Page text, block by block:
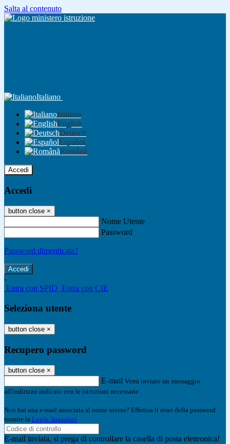
Salta al contenuto
Italiano
Italiano
English
Deutsch
Español
Română
Accedi
Accedi
button close ×
Nome Utente
Password
Password dimenticata?
-
Entra con SPID Entra con CIE
Seleziona utente
button close ×
Recupero password
button close ×
E-mail Verrà inviato un messaggio
all'indirizzo indicato con le istruzioni necessarie.
Non hai una e-mail associata al nome utente? Effettua il reset della password
tramite la Login Spaggiari
E-mail inviata, si prega di controllare la casella di posta elettronica!